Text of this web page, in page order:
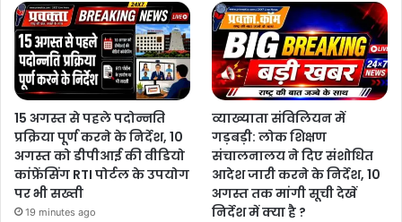
15 अगस्त से पहले पदोन्नति
प्रक्रिया पूर्ण करने के निर्देश, 10
अगस्त को डीपीआई की वीडियो
कांफ्रेंसिंग RTI पोर्टल के उपयोग
पर भी सख्ती
19 minutes ago
व्याख्याता संविलियन में
गड़बड़ी: लोक शिक्षण
संचालनालय ने दिए संशोधित
आदेश जारी करने के निर्देश, 10
अगस्त तक मांगी सूची देखें
निर्देश में क्या है ?